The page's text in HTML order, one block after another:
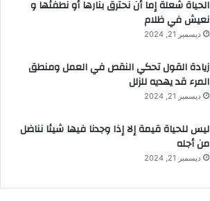
الحياة شعلة إما أن نحترق بنارها أو نطفئها و
نعيش في ظلام
ديسمبر 21, 2024
زيادة القول تحكي النقص في العمل ومنطق
المرء قد يهديه للزلل
ديسمبر 21, 2024
ليس للحياة قيمة إلا إذا وجدنا فيها شيئا نناضل
من أجله
ديسمبر 21, 2024